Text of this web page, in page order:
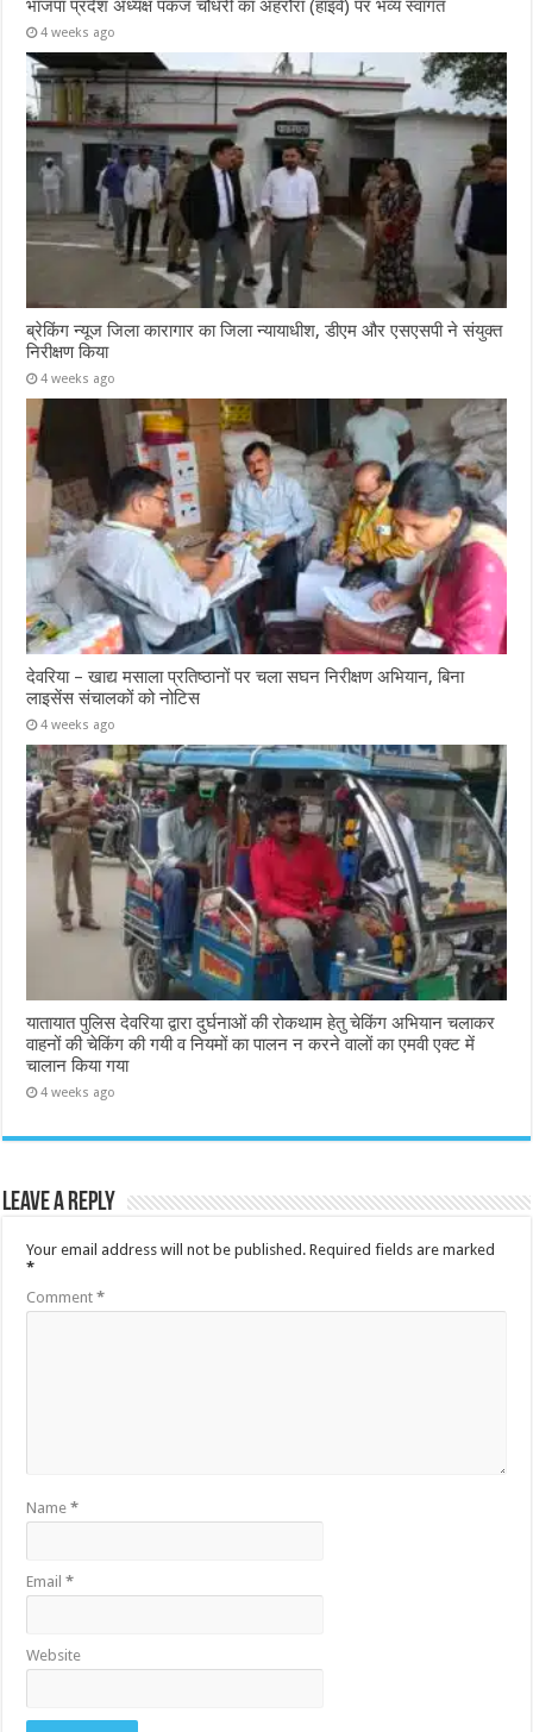
भाजपा प्रदेश अध्यक्ष पंकज चौधरी का अहरौरा (हाइवे) पर भव्य स्वागत
4 weeks ago
ब्रेकिंग न्यूज जिला कारागार का जिला न्यायाधीश, डीएम और एसएसपी ने संयुक्त
निरीक्षण किया
4 weeks ago
देवरिया – खाद्य मसाला प्रतिष्ठानों पर चला सघन निरीक्षण अभियान, बिना
लाइसेंस संचालकों को नोटिस
4 weeks ago
यातायात पुलिस देवरिया द्वारा दुर्घनाओं की रोकथाम हेतु चेकिंग अभियान चलाकर
वाहनों की चेकिंग की गयी व नियमों का पालन न करने वालों का एमवी एक्ट में
चालान किया गया
4 weeks ago
Leave a Reply
Your email address will not be published. Required fields are marked
*
Comment*
Name*
Email*
Website